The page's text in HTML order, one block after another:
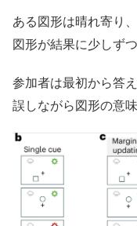
ある図形は晴れ寄り
図形が結果に少しず
参加者は最初から答
誤しながら図形の意